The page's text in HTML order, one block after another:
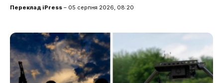
Переклад iPress – 05 серпня 2026, 08:20